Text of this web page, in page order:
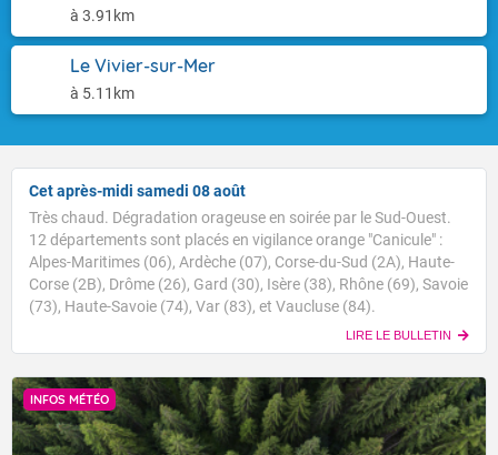
à 3.91km
Le Vivier-sur-Mer
à 5.11km
Cet après-midi samedi 08 août
Très chaud. Dégradation orageuse en soirée par le Sud-Ouest.
12 départements sont placés en vigilance orange "Canicule" :
Alpes-Maritimes (06), Ardèche (07), Corse-du-Sud (2A), Haute-
Corse (2B), Drôme (26), Gard (30), Isère (38), Rhône (69), Savoie
(73), Haute-Savoie (74), Var (83), et Vaucluse (84).
LIRE LE BULLETIN
INFOS MÉTÉO